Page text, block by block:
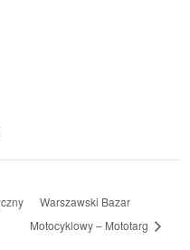
Warszawski Bazar
Motocyklowy – Mototarg